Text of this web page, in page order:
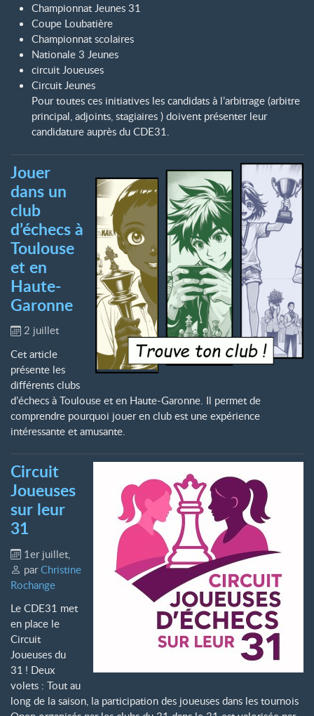
Championnat Jeunes 31
Coupe Loubatière
Championnat scolaires
Nationale 3 Jeunes
circuit Joueuses
Circuit Jeunes
Pour toutes ces initiatives les candidats à l’arbitrage (arbitre
principal, adjoints, stagiaires ) doivent présenter leur
candidature auprès du CDE31.
Jouer
dans un
club
d’échecs à
Toulouse
et en
Haute-
Garonne
2 juillet
Cet article
présente les
différents clubs
d’échecs à Toulouse et en Haute-Garonne. Il permet de
comprendre pourquoi jouer en club est une expérience
intéressante et amusante.
Circuit
Joueuses
sur leur
31
1er juillet
parChristine
Rochange
Le CDE31 met
en place le
Circuit
Joueuses du
31 ! Deux
volets : Tout au
long de la saison, la participation des joueuses dans les tournois